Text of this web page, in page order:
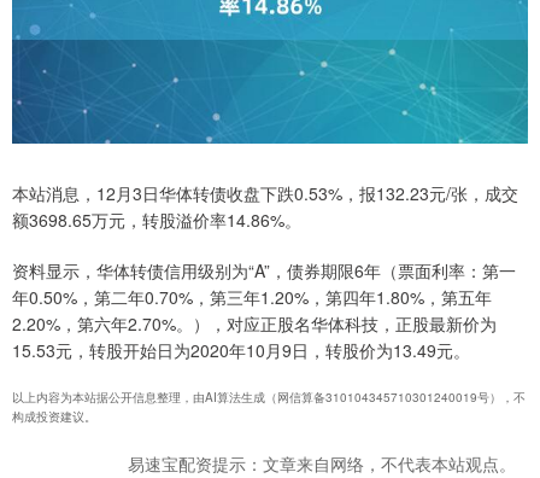
本站消息，12月3日华体转债收盘下跌0.53%，报132.23元/张，成交
额3698.65万元，转股溢价率14.86%。
资料显示，华体转债信用级别为“A”，债券期限6年（票面利率：第一
年0.50%，第二年0.70%，第三年1.20%，第四年1.80%，第五年
2.20%，第六年2.70%。），对应正股名华体科技，正股最新价为
15.53元，转股开始日为2020年10月9日，转股价为13.49元。
以上内容为本站据公开信息整理，由AI算法生成（网信算备310104345710301240019号），不
构成投资建议。
易速宝配资提示：文章来自网络，不代表本站观点。